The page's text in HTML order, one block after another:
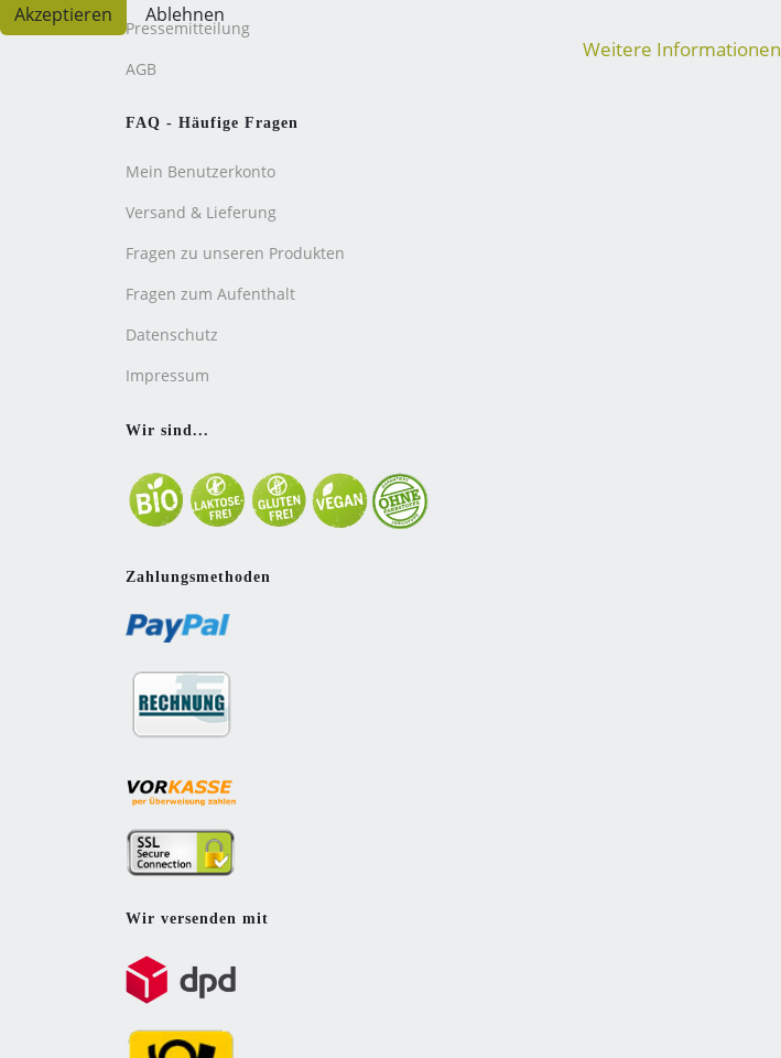
Pressemitteilung
AGB
FAQ - Häufige Fragen
Mein Benutzerkonto
Versand & Lieferung
Fragen zu unseren Produkten
Fragen zum Aufenthalt
Datenschutz
Impressum
Wir sind...
Zahlungsmethoden
Wir versenden mit
Akzeptieren Ablehnen
Weitere Informationen